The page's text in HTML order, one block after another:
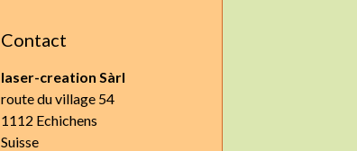
Contact
laser-creation Sàrl
route du village 54
1112 Echichens
Suisse